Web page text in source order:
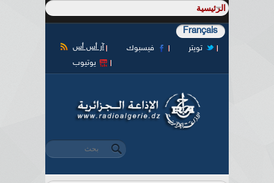
Français
آر أس أس فيسبوك
تويتر
يوتيوب
استمارة البحث
‏بحث ‏